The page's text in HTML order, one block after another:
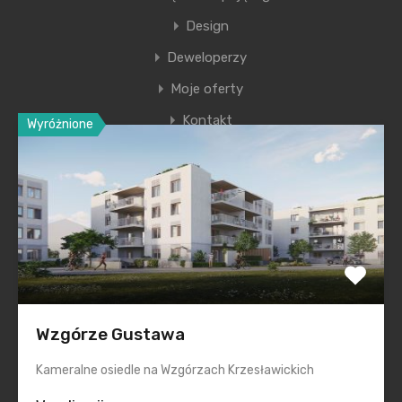
Wyróżnione
Wzgórze Gustawa
Kameralne osiedle na Wzgórzach Krzesławickich
Design
Deweloperzy
Moje oferty
Kontakt
Ostatnie wpisy
Nowa era Filharmonii Krakowskiej
Premiera nowego etapu inwestycji Krakowskie
Przedmieście
Polska na inwestycyjnej mapie Europy świeci na zielono
Realizacje „pod klucz” dla każdego